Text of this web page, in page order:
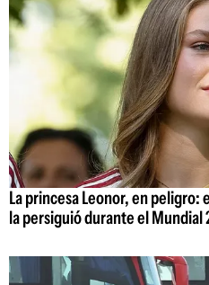
La princesa Leonor, en peligro:
la persiguió durante el Mundial